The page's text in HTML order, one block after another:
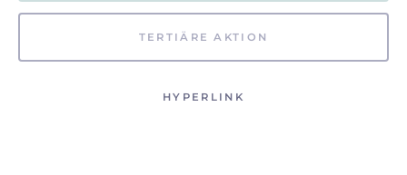
TERTIÄRE AKTION
HYPERLINK